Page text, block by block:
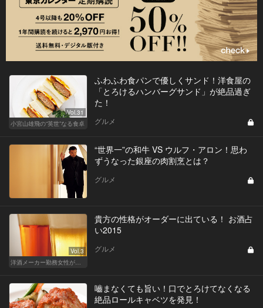
Vol.31
小宮山雄飛の“英世”なる食卓
ふわふわ食パンで優しくサンド！洋食屋の
「とろけるハンバーグサンド」が絶品過ぎ
た！
グルメ
“世界一”の和牛 VS ウルフ・アロン！思わ
ずうなった銀座の肉割烹とは？
グルメ
Vol.3
洋酒メーカー勤務女性が語る、酒と女と男
貴方の性格がオーダーに出ている！ お酒占
い2015
グルメ
嚙まなくても旨い！口でとろけてなくなる
絶品ロールキャベツを発見！